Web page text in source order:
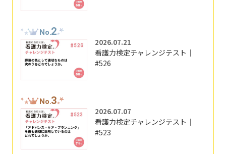
No.2
2026.07.21
看護力検定チャレンジテスト｜
#526
No.3
2026.07.07
看護力検定チャレンジテスト｜
#523